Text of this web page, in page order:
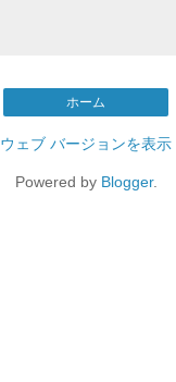
ホーム
ウェブ バージョンを表示
Powered by Blogger.